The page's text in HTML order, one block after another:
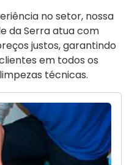
no setor, nossa
da Serra atua com
justos, garantindo
em todos os
técnicas.